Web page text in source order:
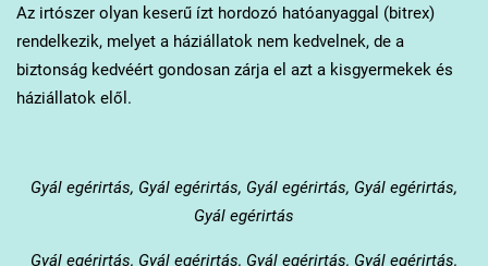
Az irtószer olyan keserű ízt hordozó hatóanyaggal (bitrex)
rendelkezik, melyet a háziállatok nem kedvelnek, de a
biztonság kedvéért gondosan zárja el azt a kisgyermekek és
háziállatok elől.
Gyál egérirtás, Gyál egérirtás, Gyál egérirtás, Gyál egérirtás,
Gyál egérirtás
Gyál egérirtás, Gyál egérirtás, Gyál egérirtás, Gyál egérirtás,